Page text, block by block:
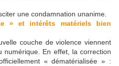
une condamnation unanime.
» et intérêts matériels bien
couche de violence viennent
numérique. En effet, la correction
« dématérialisée » :